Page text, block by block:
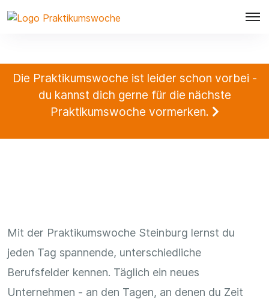
Die Praktikumswoche ist leider schon vorbei -
du kannst dich gerne für die nächste
Praktikumswoche vormerken.
Mit der Praktikumswoche Steinburg lernst du
jeden Tag spannende, unterschiedliche
Berufsfelder kennen. Täglich ein neues
Unternehmen - an den Tagen, an denen du Zeit